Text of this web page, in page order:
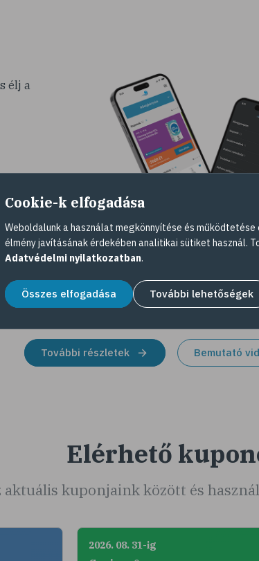
élj a
Patikát és
További részletek Bemutató
Elérhető
aktuális kuponjaink között és
2026. 08. 31-ig
Cookie-k elfogadása
Weboldalunk a használat megkönnyítése és
élmény javításának érdekében analitikai sütiket használ.
Adatvédelmi nyilatkozatban.
Összes elfogadása További lehetőségek